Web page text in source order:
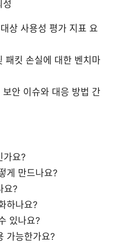
성
상 사용성 평가 지표 요
패킷 손실에 대한 벤치마
안 이슈와 대응 방법 간
가요?
게 만드나요?
요?
하나요?
있나요?
가능한가요?